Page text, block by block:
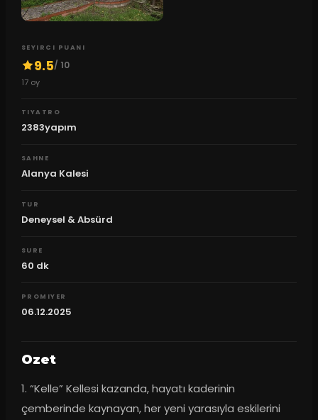
SEYIRCI PUANI
9.5/ 10
17oy
TIYATRO
2383yapım
SAHNE
Alanya Kalesi
TUR
Deneysel & Absürd
SURE
60 dk
PROMIYER
06.12.2025
Ozet
1. “Kelle” Kellesi kazanda, hayatı kaderinin
çemberinde kaynayan, her yeni yarasıyla eskilerini